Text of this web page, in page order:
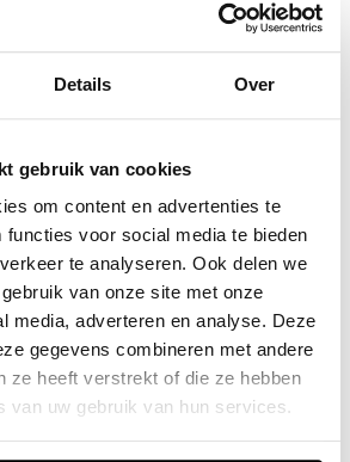
Details Over
gebruik van cookies
om content en advertenties te
functies voor social media te bieden
te analyseren. Ook delen we
van onze site met onze
media, adverteren en analyse. Deze
gegevens combineren met andere
ze heeft verstrekt of die ze hebben
van uw gebruik van hun services.
client-side exception has occurred while
(see the browser consolefor more
information).